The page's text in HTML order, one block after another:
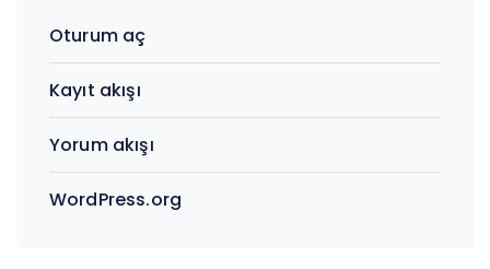
Oturum aç
Kayıt akışı
Yorum akışı
WordPress.org